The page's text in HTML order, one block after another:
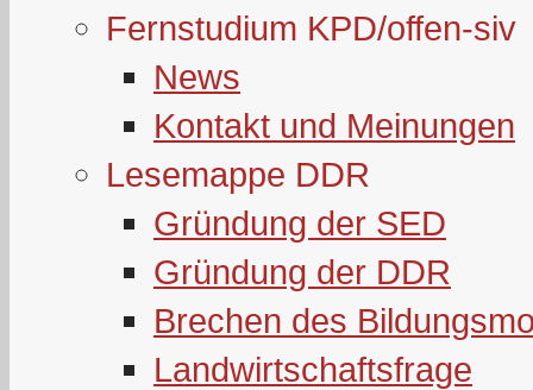
Fernstudium KPD/offen-siv
News
Kontakt und Meinungen
Lesemappe DDR
Gründung der SED
Gründung der DDR
Brechen des
Landwirtschaftsfrage